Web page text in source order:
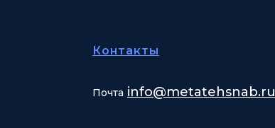
Контакты
Почта info@metatehsnab.ru